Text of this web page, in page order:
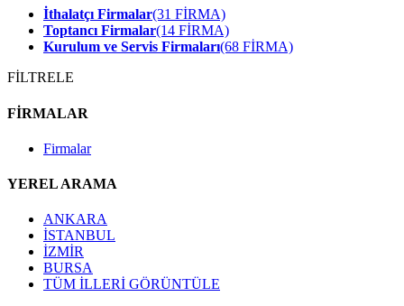
İthalatçı Firmalar(31 FİRMA)
Toptancı Firmalar(14 FİRMA)
Kurulum ve Servis Firmaları(68 FİRMA)
FİLTRELE
FİRMALAR
Firmalar
YEREL ARAMA
ANKARA
İSTANBUL
İZMİR
BURSA
TÜM İLLERİ GÖRÜNTÜLE